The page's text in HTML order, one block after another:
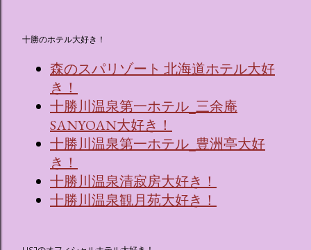
十勝のホテル大好き！
森のスパリゾート 北海道ホテル大好
き！
十勝川温泉第一ホテル_三余庵
SANYOAN大好き！
十勝川温泉第一ホテル_豊洲亭大好
き！
十勝川温泉清寂房大好き！
十勝川温泉観月苑大好き！